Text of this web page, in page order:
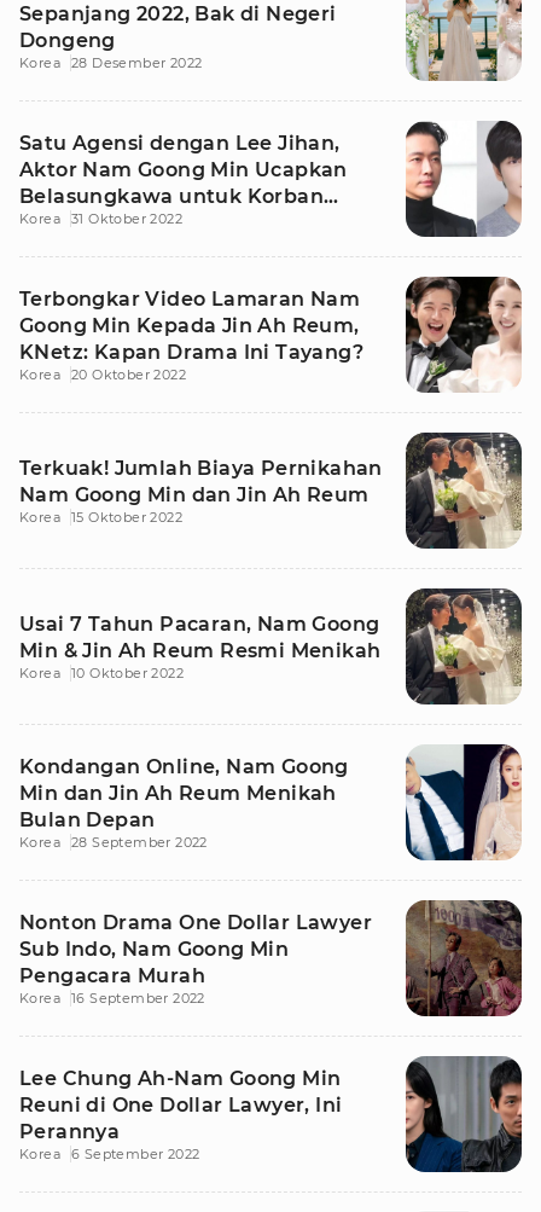
Sepanjang 2022, Bak di Negeri
Dongeng
Korea 28 Desember 2022
Satu Agensi dengan Lee Jihan,
Aktor Nam Goong Min Ucapkan
Belasungkawa untuk Korban
Tragedi Itaewon
Korea 31 Oktober 2022
Terbongkar Video Lamaran Nam
Goong Min Kepada Jin Ah Reum,
KNetz: Kapan Drama Ini Tayang?
Korea 20 Oktober 2022
Terkuak! Jumlah Biaya Pernikahan
Nam Goong Min dan Jin Ah Reum
Korea 15 Oktober 2022
Usai 7 Tahun Pacaran, Nam Goong
Min & Jin Ah Reum Resmi Menikah
Korea 10 Oktober 2022
Kondangan Online, Nam Goong
Min dan Jin Ah Reum Menikah
Bulan Depan
Korea 28 September 2022
Nonton Drama One Dollar Lawyer
Sub Indo, Nam Goong Min
Pengacara Murah
Korea 16 September 2022
Lee Chung Ah-Nam Goong Min
Reuni di One Dollar Lawyer, Ini
Perannya
Korea 6 September 2022